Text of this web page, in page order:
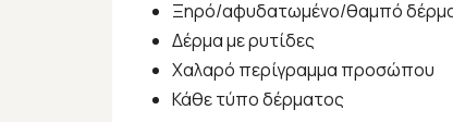
Ξηρό/αφυδατωμένο/θαμπό
Δέρμα με ρυτίδες
Χαλαρό περίγραμμα προσώπου
Κάθε τύπο δέρματος